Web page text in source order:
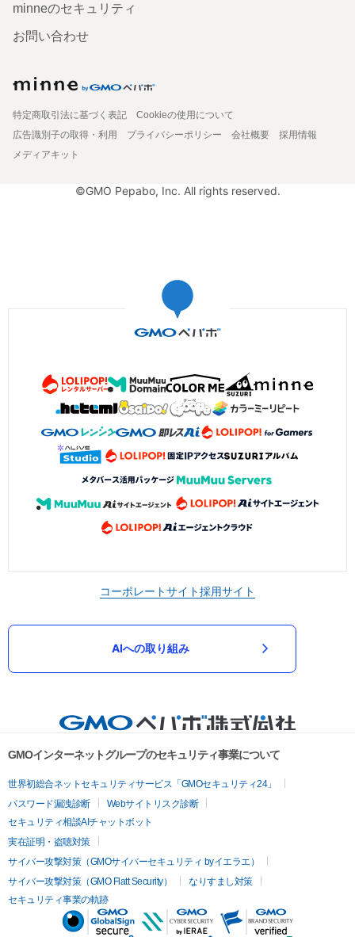
minneのセキュリティ
お問い合わせ
特定商取引法に基づく表記
Cookieの使用について
広告識別子の取得・利用
プライバシーポリシー 会社概要
採用情報
メディアキット
©GMO Pepabo, Inc. All rights reserved.
コーポレートサイト採用サイト
AIへの取り組み
GMOインターネットグループのセキュリティ事業について
世界初総合ネットセキュリティサービス「GMOセキュリティ24」
パスワード漏洩診断
Webサイトリスク診断
セキュリティ相談AIチャットボット
実在証明・盗聴対策
サイバー攻撃対策（GMOサイバーセキュリティ byイエラエ）
サイバー攻撃対策（GMO Flatt Security）
なりすまし対策
セキュリティ事業の軌跡